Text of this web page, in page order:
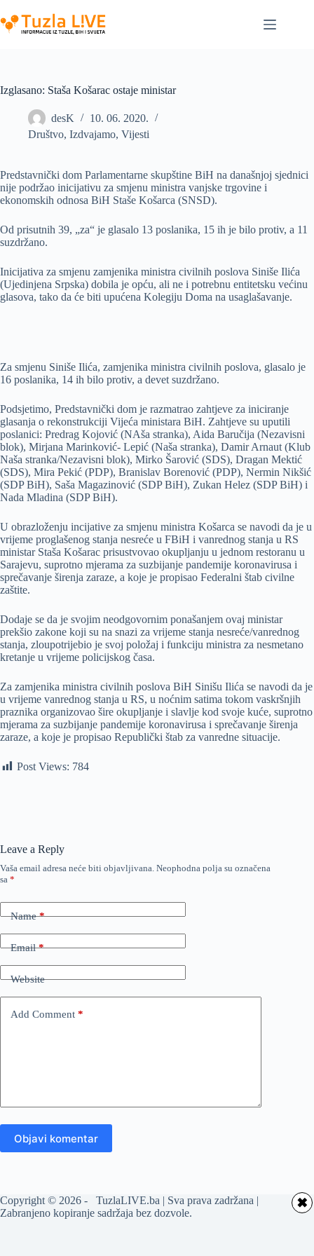
to
content
Izglasano: Staša Košarac ostaje ministar
desK
10. 06. 2020.
Društvo, Izdvajamo, Vijesti
Predstavnički dom Parlamentarne skupštine BiH na današnjoj sjednici
nije podržao inicijativu za smjenu ministra vanjske trgovine i
ekonomskih odnosa BiH Staše Košarca (SNSD).
Od prisutnih 39, „za“ je glasalo 13 poslanika, 15 ih je bilo protiv, a 11
suzdržano.
Inicijativa za smjenu zamjenika ministra civilnih poslova Siniše Ilića
(Ujedinjena Srpska) dobila je opću, ali ne i potrebnu entitetsku većinu
glasova, tako da će biti upućena Kolegiju Doma na usaglašavanje.
Za smjenu Siniše Ilića, zamjenika ministra civilnih poslova, glasalo je
16 poslanika, 14 ih bilo protiv, a devet suzdržano.
Podsjetimo, Predstavnički dom je razmatrao zahtjeve za iniciranje
glasanja o rekonstrukciji Vijeća ministara BiH. Zahtjeve su uputili
poslanici: Predrag Kojović (NAša stranka), Aida Baručija (Nezavisni
blok), Mirjana Marinković- Lepić (Naša stranka), Damir Arnaut (Klub
Naša stranka/Nezavisni blok), Mirko Šarović (SDS), Dragan Mektić
(SDS), Mira Pekić (PDP), Branislav Borenović (PDP), Nermin Nikšić
(SDP BiH), Saša Magazinović (SDP BiH), Zukan Helez (SDP BiH) i
Nada Mladina (SDP BiH).
U obrazloženju incijative za smjenu ministra Košarca se navodi da je u
vrijeme proglašenog stanja nesreće u FBiH i vanrednog stanja u RS
ministar Staša Košarac prisustvovao okupljanju u jednom restoranu u
Sarajevu, suprotno mjerama za suzbijanje pandemije koronavirusa i
sprečavanje širenja zaraze, a koje je propisao Federalni štab civilne
zaštite.
Dodaje se da je svojim neodgovornim ponašanjem ovaj ministar
prekšio zakone koji su na snazi za vrijeme stanja nesreće/vanrednog
stanja, zloupotrijebio je svoj položaj i funkciju ministra za nesmetano
kretanje u vrijeme policijskog časa.
Za zamjenika ministra civilnih poslova BiH Sinišu Ilića se navodi da je
u vrijeme vanrednog stanja u RS, u noćnim satima tokom vaskršnjih
praznika organizovao šire okupljanje i slavlje kod svoje kuće, suprotno
mjerama za suzbijanje pandemije koronavirusa i sprečavanje širenja
zaraze, a koje je propisao Republički štab za vanredne situacije.
Post Views: 784
Leave a Reply
Vaša email adresa neće biti objavljivana. Neophodna polja su označena
sa *
Name*
Email*
Website
Add Comment *
Objavi komentar
Copyright © 2026 - TuzlaLIVE.ba | Sva prava zadržana |
Zabranjeno kopiranje sadržaja bez dozvole.
✖